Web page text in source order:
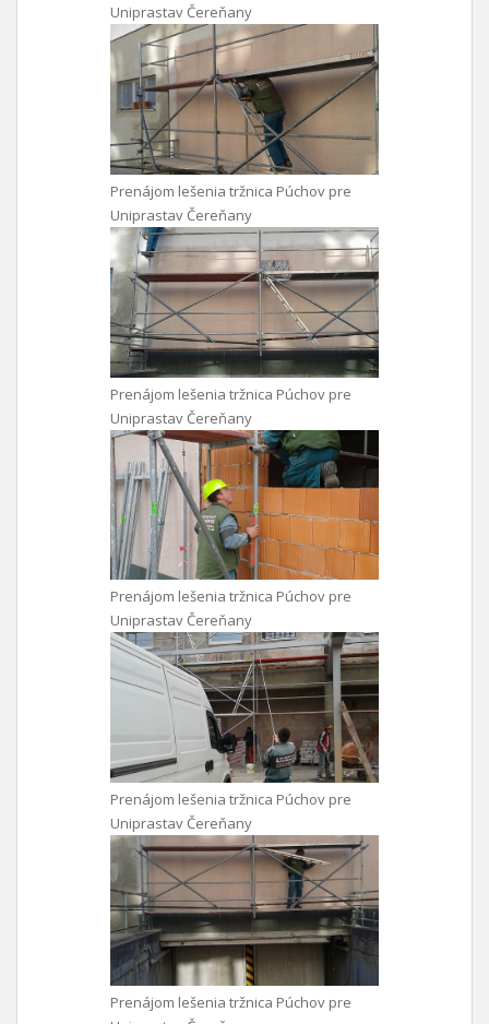
Uniprastav Čereňany
Prenájom lešenia tržnica Púchov pre
Uniprastav Čereňany
Prenájom lešenia tržnica Púchov pre
Uniprastav Čereňany
Prenájom lešenia tržnica Púchov pre
Uniprastav Čereňany
Prenájom lešenia tržnica Púchov pre
Uniprastav Čereňany
Prenájom lešenia tržnica Púchov pre